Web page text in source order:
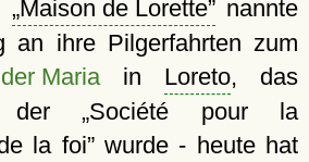
Maison de Lorette
nannte
an ihre Pilgerfahrten zum
Mariain Loreto, das
der Société pour la
la foi wurde - heute hat